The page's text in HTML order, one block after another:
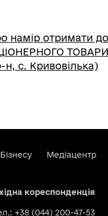
намір отримати
с. Кривовілька)
Бізнесу Медіацентр
кореспонденція
+38 (044) 200-47-53